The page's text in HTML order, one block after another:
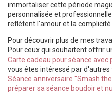
immortaliser cette période
personnalisée et
reflètent l'amour et la
Pour découvrir plus de mes
Pour ceux qui souhaitent offrir
Carte cadeau pour séance avec
vous êtes intéressé par
Séance anniversaire "Smash
préparer sa séance boudoir et nu